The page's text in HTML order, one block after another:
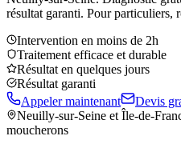
résultat garanti. Pour particuliers,
Intervention en moins de 2h
Traitement efficace et durable
Résultat en quelques jours
Résultat garanti
Appeler maintenant
Devis
Neuilly-sur-Seine et Île-de-
moucherons